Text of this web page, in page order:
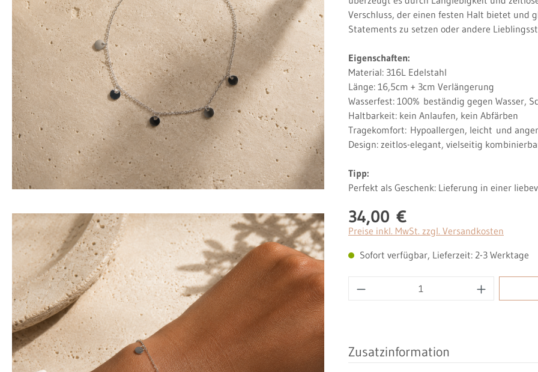
Verschluss, der einen festen Halt bietet und
Statements zu setzen oder andere
Eigenschaften:
Material: 316L Edelstahl
Länge: 16,5cm + 3cm Verlängerung
Wasserfest: 100% beständig gegen Wasser,
Haltbarkeit: kein Anlaufen, kein Abfärben
Tragekomfort: Hypoallergen, leicht und
Design: zeitlos-elegant, vielseitig
Tipp:
Perfekt als Geschenk: Lieferung in einer
Regulärer Preis:
34,00 €
Preise inkl. MwSt. zzgl. Versandkosten
Sofort verfügbar, Lieferzeit: 2-3 Werktage
Produkt Anzahl: Gib den
Zusatzinformation